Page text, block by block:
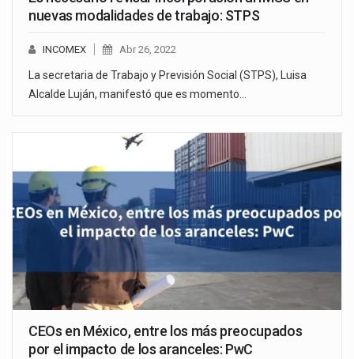
nuevas modalidades de trabajo: STPS
INCOMEX Abr 26, 2022
La secretaria de Trabajo y Previsión Social (STPS), Luisa
Alcalde Luján, manifestó que es momento…
CEOs en México, entre los más preocupados
por el impacto de los aranceles: PwC